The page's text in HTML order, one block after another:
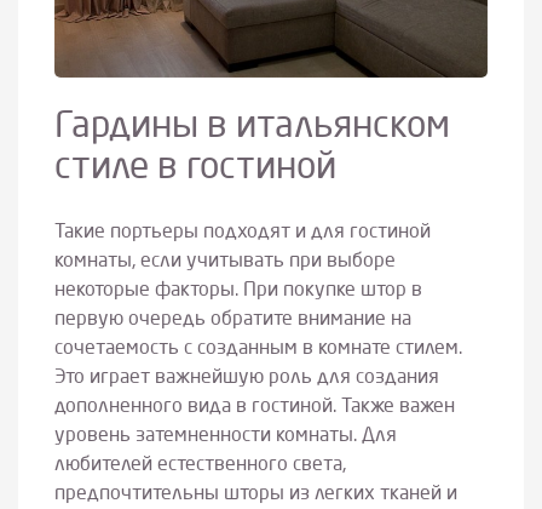
Гардины в итальянском
стиле в гостиной
Такие портьеры подходят и для гостиной
комнаты, если учитывать при выборе
некоторые факторы. При покупке штор в
первую очередь обратите внимание на
сочетаемость с созданным в комнате стилем.
Это играет важнейшую роль для создания
дополненного вида в гостиной. Также важен
уровень затемненности комнаты. Для
любителей естественного света,
предпочтительны шторы из легких тканей и